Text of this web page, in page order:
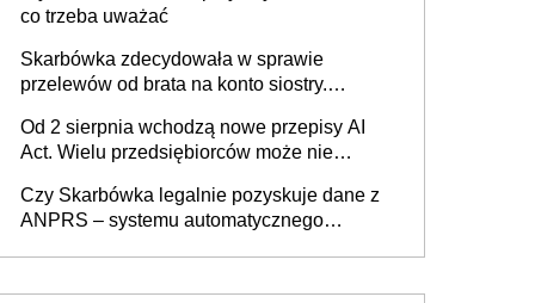
co trzeba uważać
Skarbówka zdecydowała w sprawie
przelewów od brata na konto siostry.
darowizna, ale podatku jednak nie będzie
Od 2 sierpnia wchodzą nowe przepisy AI
Act. Wielu przedsiębiorców może nie
Czy Skarbówka legalnie pozyskuje dane z
ANPRS – systemu automatycznego